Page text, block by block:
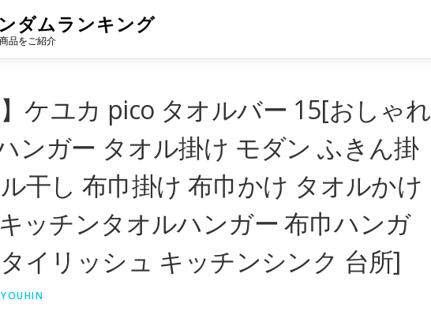
ダムランキング
品をご紹介
】ケユカ pico タオルバー 15[おしゃれ
ンガー タオル掛け モダン ふきん掛
干し 布巾掛け 布巾かけ タオルかけ
ッチンタオルハンガー 布巾ハンガ
イリッシュ キッチンシンク 台所]